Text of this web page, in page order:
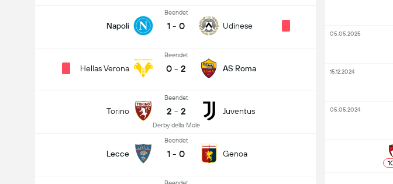
Napoli
Beendet
1 - 0 Udinese
Hellas Verona
Beendet
0 - 2 AS Roma
Torino
Beendet
2 - 2
Derby della Mole
Juventus
Lecce
Beendet
1 - 0 Genoa
05.05.2025
15.12.2024
05.05.2024